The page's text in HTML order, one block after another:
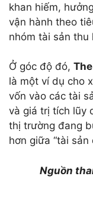
khan hiếm,
vận hành theo
nhóm tài sản
Ở góc độ đó,
là một ví dụ cho
vốn vào các tài
và giá trị tích lũy
thị trường đang
hơn giữa “tài sản
Nguồn